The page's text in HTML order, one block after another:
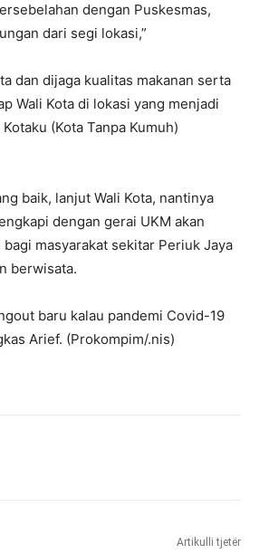
dengan Puskesmas,
dari segi lokasi,”
dan dijaga kualitas makanan serta
Wali Kota di lokasi yang menjadi
(Kota Tanpa Kumuh)
baik, lanjut Wali Kota, nantinya
dengan gerai UKM akan
masyarakat sekitar Periuk Jaya
berwisata.
baru kalau pandemi Covid-19
Arief. (Prokompim/.nis)
Artikulli tjetër